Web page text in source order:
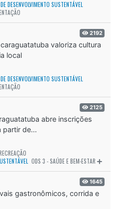
DESENVOLVIMENTO SUSTENTÁVEL
2192
valoriza cultura
local
DESENVOLVIMENTO SUSTENTÁVEL
2125
abre inscrições
partir de...
ODS 3 - SAÚDE E BEM-ESTAR
1645
gastronômicos, corrida e